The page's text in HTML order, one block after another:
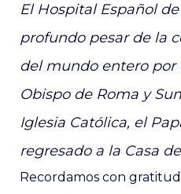
El Hospital Español
profundo pesar de la
del mundo entero
Obispo de Roma y
Iglesia Católica, el
regresado a la Casa
Recordamos con